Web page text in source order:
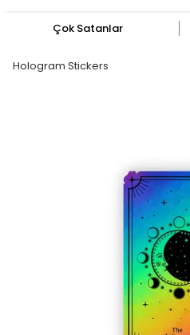
Çok Satanlar
Hologram Stickers